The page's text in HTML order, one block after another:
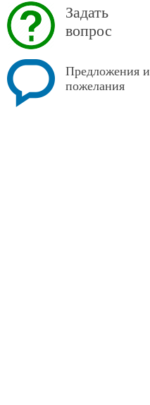
Задать
вопрос
Предложения и
пожелания